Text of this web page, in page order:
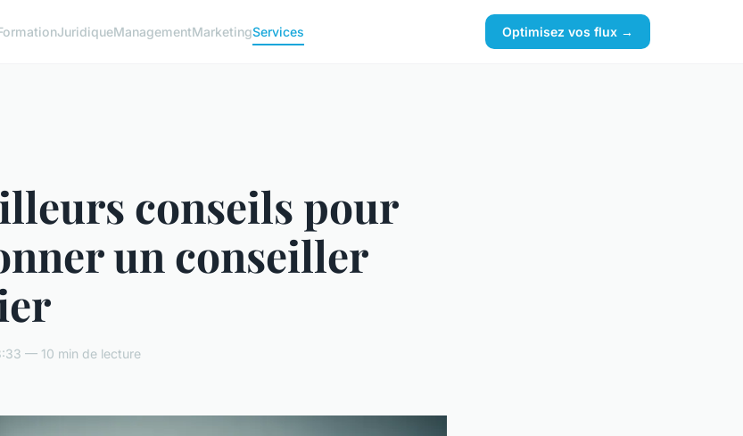
JuridiqueManagementMarketingServices Optimisez vos flux →
conseils pour
un conseiller
— 10 min de lecture